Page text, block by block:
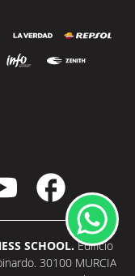
SCHOOL.Edificio
30100 MURCIA